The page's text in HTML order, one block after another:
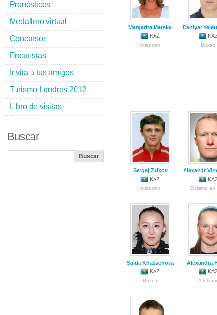
Margarita Matsko
KAZ
Atletismo
Daniyar
Boxeo
Sergej Zaikov
KAZ
Atletismo
Alexandr
Ciclismo en
Saida Khassenova
KAZ
Boxeo
Alexandra
Pronósticos
Medallero virtual
Concursos
Encuestas
Invita a tus amigos
Turismo Londres 2012
Libro de visitas
Buscar